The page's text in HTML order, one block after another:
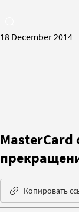
18 December 2014
MasterCard
Копировать